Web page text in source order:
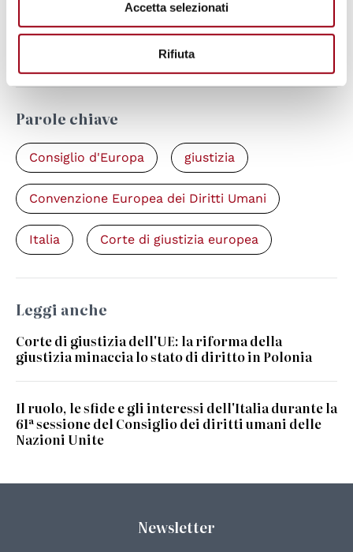
Accetta selezionati
Rifiuta
europea dei diritti dell’uomo: sono stati
compiuti progressi nel 2020, malgrado il
Covid, ma sono necessari ulteriori sforzi
Parole chiave
Consiglio d'Europa giustizia
Convenzione Europea dei Diritti Umani
Italia Corte di giustizia europea
Leggi anche
Corte di giustizia dell'UE: la riforma della
giustizia minaccia lo stato di diritto in Polonia
Il ruolo, le sfide e gli interessi dell'Italia durante la
61ª sessione del Consiglio dei diritti umani delle
Nazioni Unite
Newsletter